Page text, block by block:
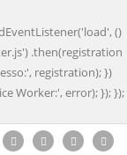
()
.then(registration
registration); })
Worker:', error); }); });